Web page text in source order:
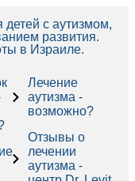
детей с аутизмом,
развития.
в Израиле.
Лечение
аутизма -
возможно?
Отзывы о
лечении
аутизма -